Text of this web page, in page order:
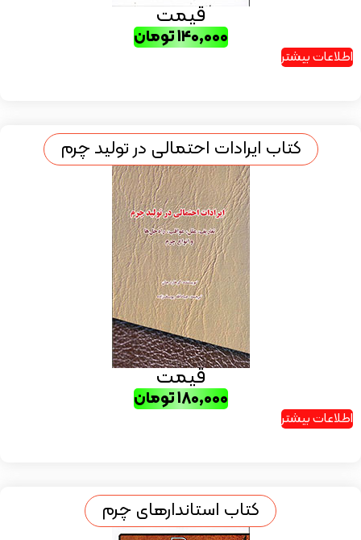
قیمت
۱۴۰,۰۰۰تومان
اطلاعات بیشتر
کتاب ایرادات احتمالی در تولید چرم
قیمت
۱۸۰,۰۰۰تومان
اطلاعات بیشتر
کتاب استاندارهای چرم